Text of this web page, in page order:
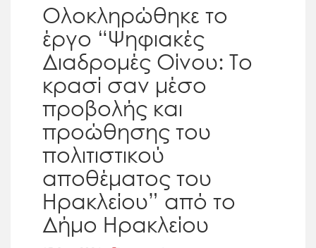
Ολοκληρώθηκε το
έργο “Ψηφιακές
Διαδρομές Οίνου: Το
κρασί σαν μέσο
προβολής και
προώθησης του
πολιτιστικού
αποθέματος του
Ηρακλείου” από το
Δήμο Ηρακλείου